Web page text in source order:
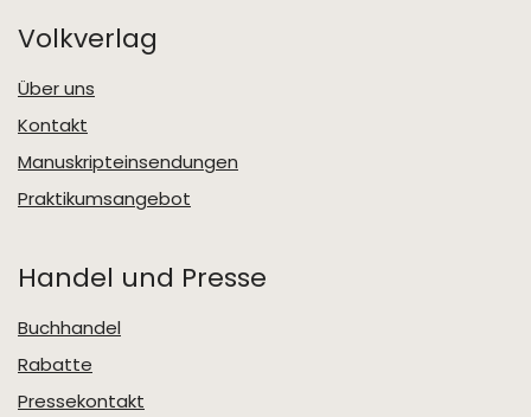
Volkverlag
Über uns
Kontakt
Manuskripteinsendungen
Praktikumsangebot
Handel und Presse
Buchhandel
Rabatte
Pressekontakt